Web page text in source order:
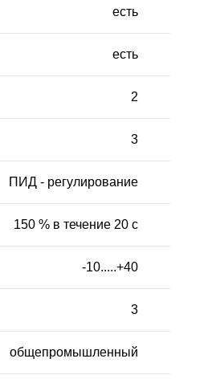
есть
есть
2
3
ПИД - регулирование
150 % в течение 20 с
-10.....+40
3
общепромышленный